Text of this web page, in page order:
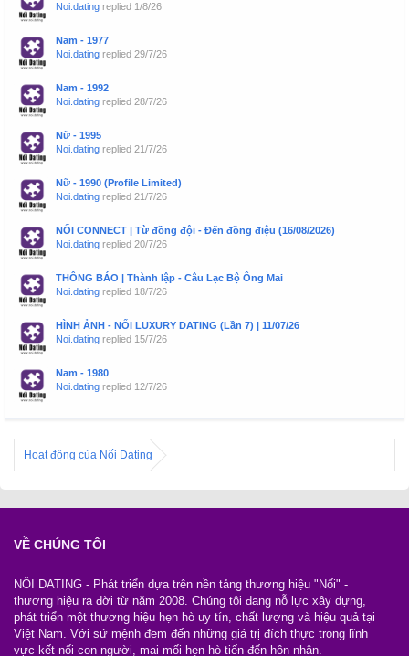
Noi.dating replied 1/8/26
Nam - 1977
Noi.dating replied 29/7/26
Nam - 1992
Noi.dating replied 28/7/26
Nữ - 1995
Noi.dating replied 21/7/26
Nữ - 1990 (Profile Limited)
Noi.dating replied 21/7/26
NỐI CONNECT | Từ đồng đội - Đến đồng điệu (16/08/2026)
Noi.dating replied 20/7/26
THÔNG BÁO | Thành lập - Câu Lạc Bộ Ông Mai
Noi.dating replied 18/7/26
HÌNH ẢNH - NỐI LUXURY DATING (Lần 7) | 11/07/26
Noi.dating replied 15/7/26
Nam - 1980
Noi.dating replied 12/7/26
Hoạt động của Nối Dating
VỀ CHÚNG TÔI
NỐI DATING - Phát triển dựa trên nền tảng thương hiệu "Nối" -
thương hiệu ra đời từ năm 2008. Chúng tôi đang nỗ lực xây dựng,
phát triển một thương hiệu hẹn hò uy tín, chất lượng và hiệu quả tại
Việt Nam. Với sứ mệnh đem đến những giá trị đích thực trong lĩnh
vực kết nối con người, mai mối hẹn hò tiến đến hôn nhân.